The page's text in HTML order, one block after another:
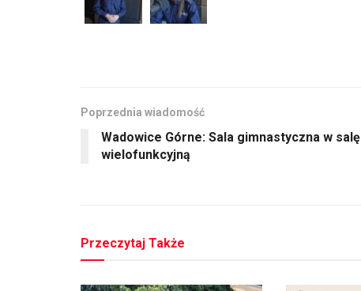
Poprzednia wiadomość
Wadowice Górne: Sala gimnastyczna w salę
wielofunkcyjną
Przeczytaj Także